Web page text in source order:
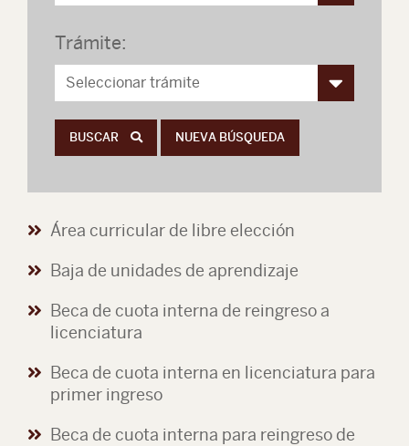
Trámite:
BUSCAR NUEVA BÚSQUEDA
Área curricular de libre elección
Baja de unidades de aprendizaje
Beca de cuota interna de reingreso a
licenciatura
Beca de cuota interna en licenciatura para
primer ingreso
Beca de cuota interna para reingreso de